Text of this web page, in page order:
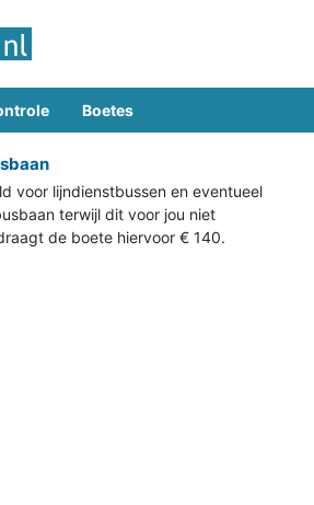
Boetes
voor lijndienstbussen en eventueel
terwijl dit voor jou niet
de boete hiervoor € 140.